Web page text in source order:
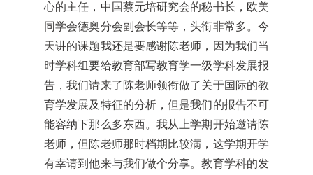
心的主任，中国蔡元培研究会的秘书长，欧美
同学会德奥分会副会长等等，头衔非常多。今
天讲的课题我还是要感谢陈老师，因为我们当
时学科组要给教育部写教育学一级学科发展报
告，我们请来了陈老师领衔做了关于国际的教
育学发展及特征的分析，但是我们的报告不可
能容纳下那么多东西。我从上学期开始邀请陈
老师，但陈老师那时档期比较满，这学期开学
有幸请到他来与我们做个分享。教育学科的发